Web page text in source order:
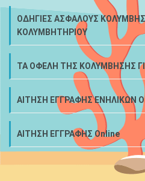
ΟΔΗΓΙΕΣ ΑΣΦΑΛΟΥΣ
ΚΟΛΥΜΒΗΤΗΡΙΟΥ
ΤΑ ΟΦΕΛΗ ΤΗΣ ΚΟΛΥΜΒΗΣΗΣ
ΑΙΤΗΣΗ ΕΓΓΡΑΦΗΣ ΕΝΗΛΙΚΩΝ
ΑΙΤΗΣΗ ΕΓΓΡΑΦΗΣ Online